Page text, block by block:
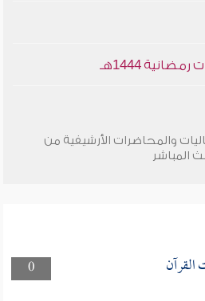
1444هـ
والمحاضرات الأرشيفية من
المباشر
0